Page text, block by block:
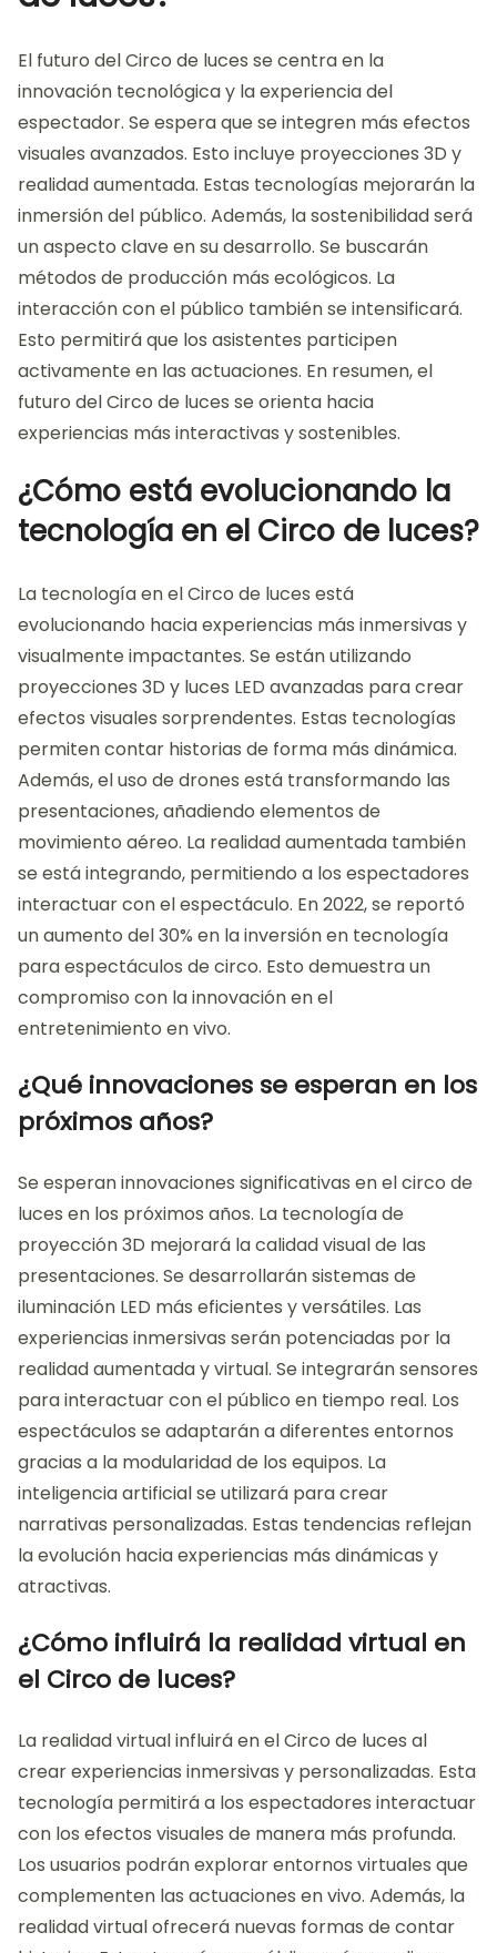
en expansión para los profesionales.
¿Cuál es el futuro del Circo
de luces?
El futuro del Circo de luces se centra en la
innovación tecnológica y la experiencia del
visuales avanzados. Esto incluye proyecciones 3D y
realidad aumentada. Estas tecnologías mejorarán la
inmersión del público. Además, la sostenibilidad será
un aspecto clave en su desarrollo. Se buscarán
métodos de producción más ecológicos. La
interacción con el público también se intensificará.
Esto permitirá que los asistentes participen
activamente en las actuaciones. En resumen, el
futuro del Circo de luces se orienta hacia
experiencias más interactivas y sostenibles.
¿Cómo está evolucionando la
tecnología en el Circo de luces?
La tecnología en el Circo de luces está
evolucionando hacia experiencias más inmersivas y
visualmente impactantes. Se están utilizando
proyecciones 3D y luces LED avanzadas para crear
permiten contar historias de forma más dinámica.
Además, el uso de drones está transformando las
presentaciones, añadiendo elementos de
movimiento aéreo. La realidad aumentada también
se está integrando, permitiendo a los espectadores
interactuar con el espectáculo. En 2022, se reportó
un aumento del 30% en la inversión en tecnología
para espectáculos de circo. Esto demuestra un
compromiso con la innovación en el
entretenimiento en vivo.
¿Qué innovaciones se esperan en los
próximos años?
Se esperan innovaciones significativas en el circo de
luces en los próximos años. La tecnología de
proyección 3D mejorará la calidad visual de las
iluminación LED más eficientes y versátiles. Las
experiencias inmersivas serán potenciadas por la
realidad aumentada y virtual. Se integrarán sensores
para interactuar con el público en tiempo real. Los
espectáculos se adaptarán a diferentes entornos
gracias a la modularidad de los equipos. La
inteligencia artificial se utilizará para crear